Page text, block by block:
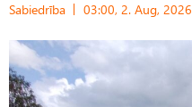
Sabiedrība 03:00, 2. Aug, 2026